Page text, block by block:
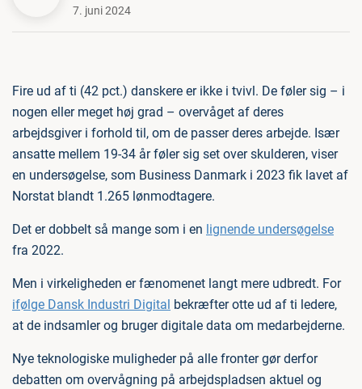
7. juni 2024
Fire ud af ti (42 pct.) danskere er ikke i tvivl. De føler sig – i
nogen eller meget høj grad – overvåget af deres
arbejdsgiver i forhold til, om de passer deres arbejde. Især
ansatte mellem 19-34 år føler sig set over skulderen, viser
en undersøgelse, som Business Danmark i 2023 fik lavet af
Norstat blandt 1.265 lønmodtagere.
Det er dobbelt så mange som i en lignende undersøgelse
fra 2022.
Men i virkeligheden er fænomenet langt mere udbredt. For
ifølge Dansk Industri Digital bekræfter otte ud af ti ledere,
at de indsamler og bruger digitale data om medarbejderne.
Nye teknologiske muligheder på alle fronter gør derfor
debatten om overvågning på arbejdspladsen aktuel og